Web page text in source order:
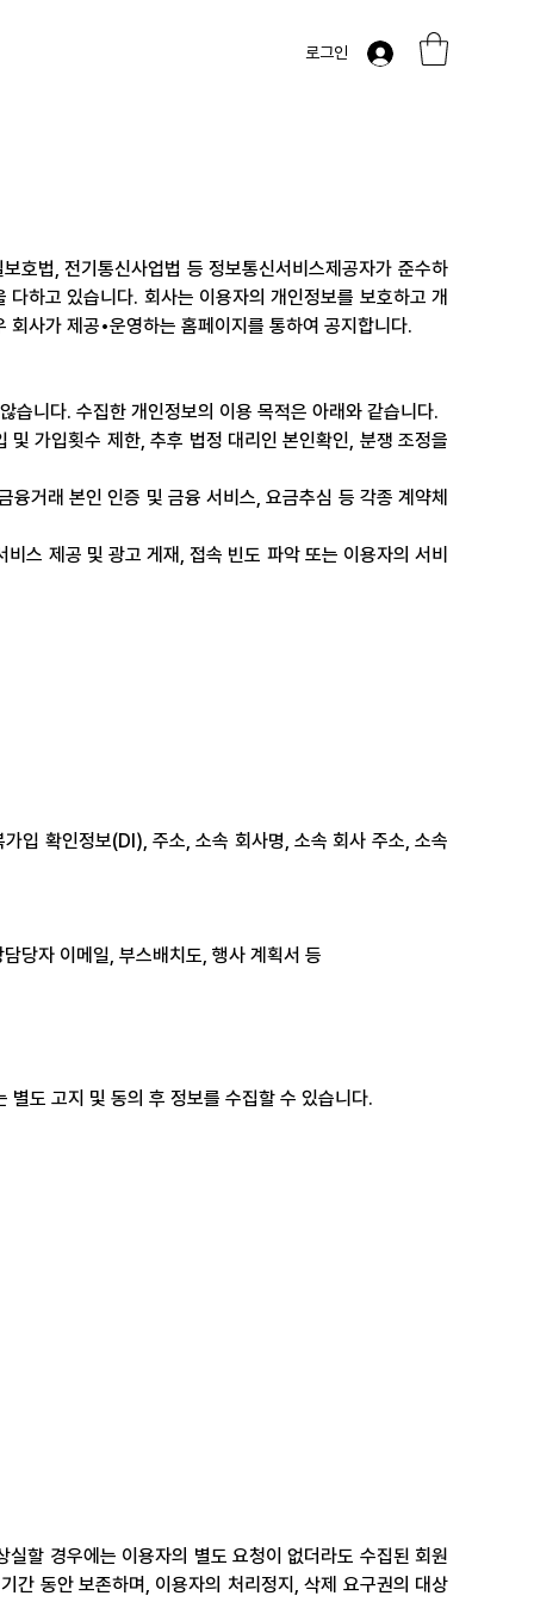
로그인
호법, 전기통신사업법 등 정보통신서비스제공자가 준수하
하고 있습니다. 회사는 이용자의 개인정보를 보호하고 개
사가 제공•운영하는 홈페이지를 통하여 공지합니다.
습니다. 수집한 개인정보의 이용 목적은 아래와 같습니다.
가입횟수 제한, 추후 법정 대리인 본인확인, 분쟁 조정을
거래 본인 인증 및 금융 서비스, 요금추심 등 각종 계약체
스 제공 및 광고 게재, 접속 빈도 파악 또는 이용자의 서비
입 확인정보(DI), 주소, 소속 회사명, 소속 회사 주소, 소속
당자 이메일, 부스배치도, 행사 계획서 등
도 고지 및 동의 후 정보를 수집할 수 있습니다.
할 경우에는 이용자의 별도 요청이 없더라도 수집된 회원
간 동안 보존하며, 이용자의 처리정지, 삭제 요구권의 대상